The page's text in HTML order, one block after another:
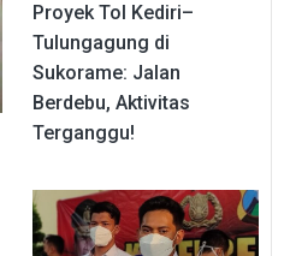
Proyek Tol Kediri–
Tulungagung di
Sukorame: Jalan
Berdebu, Aktivitas
Terganggu!